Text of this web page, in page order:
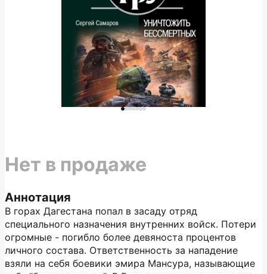
Аннотация
В горах Дагестана попал в засаду отряд
специального назначения внутренних войск. Потери
огромные - погибло более девяноста процентов
личного состава. Ответственность за нападение
взяли на себя боевики эмира Мансура, называющие
Нет в продаже